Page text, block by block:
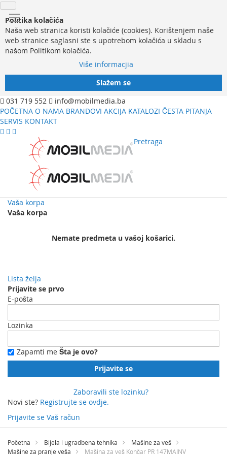
Politika kolačića
Naša web stranica koristi kolačiće (cookies). Korištenjem naše
web stranice saglasni ste s upotrebom kolačića u skladu s
našom Politikom kolačića.
Više informacjia
Slažem se
031 719 552
info@mobilmedia.ba
POČETNA O NAMA BRANDOVI AKCIJA KATALOZI ČESTA PITANJA
SERVIS KONTAKT
Pretraga
Vaša korpa
Vaša korpa
Nemate predmeta u vašoj košarici.
Lista želja
Prijavite se prvo
E-pošta
Lozinka
Zapamti me Šta je ovo?
Prijavite se
Zaboravili ste lozinku?
Novi ste? Registrujte se ovdje.
Prijavite se Vaš račun
Preskočite
sadržaj
Početna Bijela i ugradbena tehnika
Mašine za veš
Mašine za pranje veša
Mašina za veš Končar PR 147MAINV